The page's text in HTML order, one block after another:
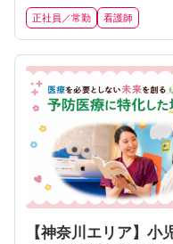
ト」で行動できる方を歓
ィブで頑張りや実績に合
ム」を使用。 →患者様の
ッ
正社員／常勤 看護師
【神奈川エリア】